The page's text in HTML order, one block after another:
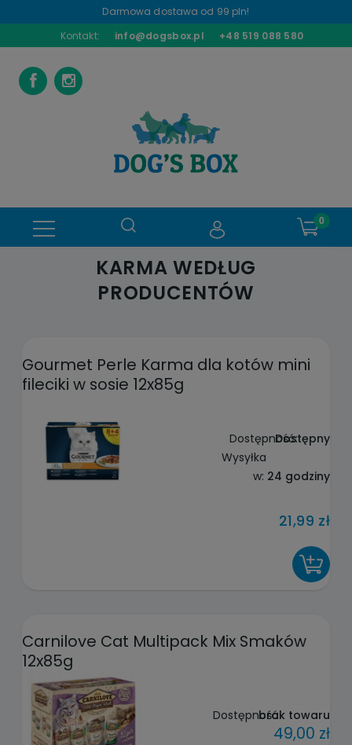
Darmowa dostawa od 99 pln!
Kontakt:
info@dogsbox.pl +48 519 088 580
KARMA WEDŁUG
PRODUCENTÓW
Gourmet Perle Karma dla kotów mini
fileciki w sosie 12x85g
Dostępność:Dostępny
Wysyłka
w: 24 godziny
21,99 zł
Carnilove Cat Multipack Mix Smaków
12x85g
Dostępność:brak towaru
49,00 zł